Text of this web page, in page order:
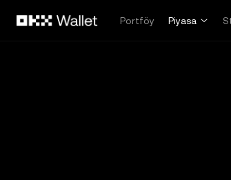
Portföy
Piyasa